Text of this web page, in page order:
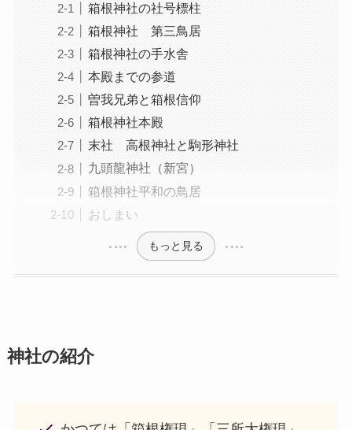
箱根神社の社号標柱
箱根神社 第三鳥居
箱根神社の手水舎
本殿までの参道
曽我兄弟と箱根信仰
箱根神社本殿
末社 高根神社と駒形神社
九頭龍神社（新宮）
箱根神社平和の鳥居
おしまい
もっと見る
神社の紹介